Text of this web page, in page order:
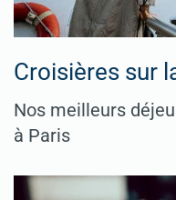
Croisières sur
Nos meilleurs
à Paris